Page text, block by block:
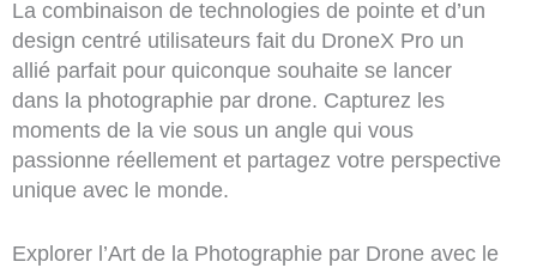
La combinaison de technologies de pointe et d’un
design centré utilisateurs fait du DroneX Pro un
allié parfait pour quiconque souhaite se lancer
dans la photographie par drone. Capturez les
moments de la vie sous un angle qui vous
passionne réellement et partagez votre perspective
unique avec le monde.
Explorer l’Art de la Photographie par Drone avec le